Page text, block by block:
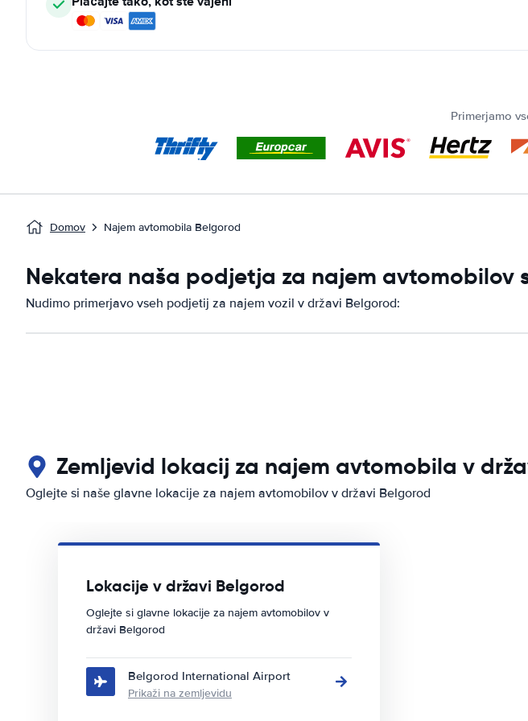
Primerjamo
Domov Najem avtomobila Belgorod
Nekatera naša podjetja za najem avtomobilov
Nudimo primerjavo vseh podjetij za najem vozil v državi Belgorod:
Zemljevid lokacij za najem avtomobila v
Oglejte si naše glavne lokacije za najem avtomobilov v državi Belgorod
Lokacije v državi Belgorod
Oglejte si glavne lokacije za najem avtomobilov v
državi Belgorod
Belgorod International Airport
Prikaži na zemljevidu